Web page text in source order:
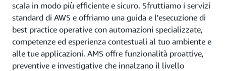
scala in modo più efficiente e sicuro. Sfruttiamo i servizi
standard di AWS e offriamo una guida e l'esecuzione di
best practice operative con automazioni specializzate,
competenze ed esperienza contestuali al tuo ambiente e
alle tue applicazioni. AMS offre funzionalità proattive,
preventive e investigative che innalzano il livello